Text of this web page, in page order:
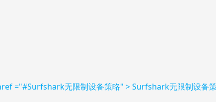
="#Surfshark无限制设备策略" > Surfshark无限制设备